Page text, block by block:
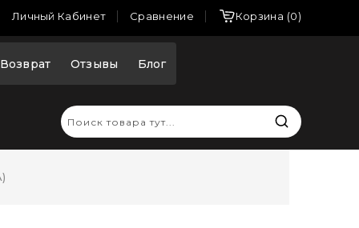
Личный Кабинет Сравнение Корзина 0
Возврат Отзывы Блог